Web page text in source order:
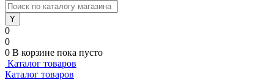
0
0
0 В корзине пока пусто
Каталог товаров
Каталог товаров